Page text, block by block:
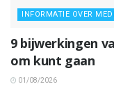
INFORMATIE OVER
9 bijwerkingen
om kunt gaan
01/08/2026